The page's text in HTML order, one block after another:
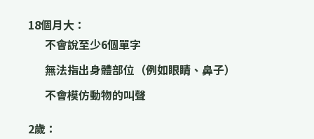
18個月大：
不會說至少6個單字
無法指出身體部位（例如眼睛、鼻子）
不會模仿動物的叫聲
2歲：